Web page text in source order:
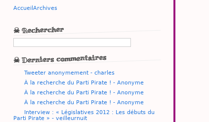
Accueil Archives
☠ Rechercher
☠ Derniers commentaires
Tweeter anonymement - charles
À la recherche du Parti Pirate ! - Anonyme
À la recherche du Parti Pirate ! - Anonyme
À la recherche du Parti Pirate ! - Anonyme
Interview : « Législatives 2012 : Les débuts du
Parti Pirate » - veilleurnuit